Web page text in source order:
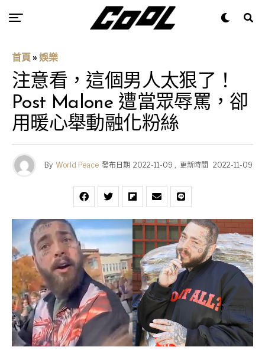
首頁 » 娛樂
注意看，這個男人太狠了！
Post Malone 遭當眾辱罵，卻
用暖心舉動融化粉絲
By World Peace 發布日期 2022-11-09 , 更新時間 2022-11-09